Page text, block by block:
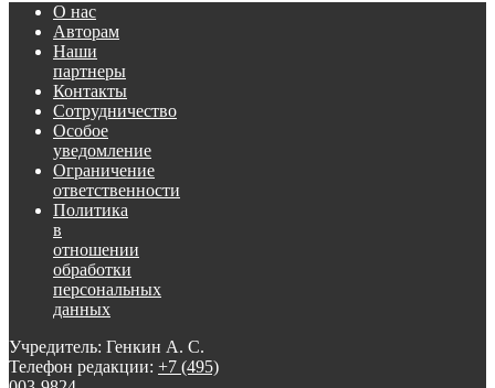
О нас
Авторам
Наши
партнеры
Контакты
Сотрудничество
Особое
уведомление
Ограничение
ответственности
Политика
в
отношении
обработки
персональных
данных
Учредитель: Генкин А. С.
Телефон редакции: +7 (495)